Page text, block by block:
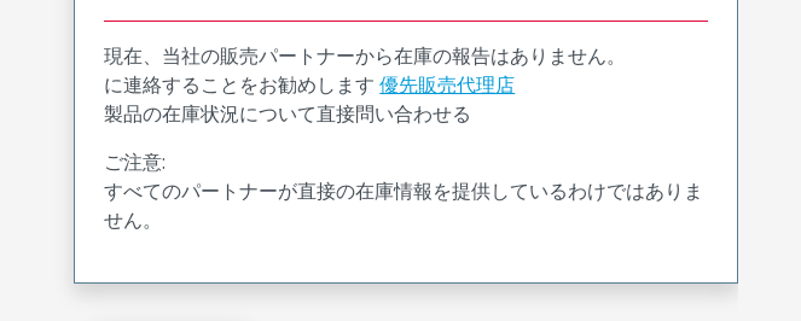
現在、当社の販売パートナーから在庫の報告はありません。
に連絡することをお勧めします 優先販売代理店
製品の在庫状況について直接問い合わせる
ご注意:
すべてのパートナーが直接の在庫情報を提供しているわけではありま
せん。